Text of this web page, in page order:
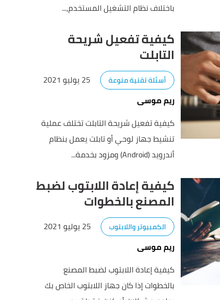
باختلاف نظام التشغيل المستخدم،...
كيفية تفعيل شريحة
التابلت
أسئلة تقنية منوعة
25 يوليو 2021
ريم موسى
كيفية تفعيل شريحة التابلت تختلف عملية
تنشيط جهاز لوحي أو تابلت يعمل بنظام
أندرويد (Android) ومزود بخدمة...
كيفية إعادة اللابتوب لضبط
المصنع بالخطوات
الكمبيوتر واللابتوب
25 يوليو 2021
ريم موسى
كيفية إعادة اللابتوب لضبط المصنع
بالخطوات إذا كان جهاز اللابتوب الخاص بك